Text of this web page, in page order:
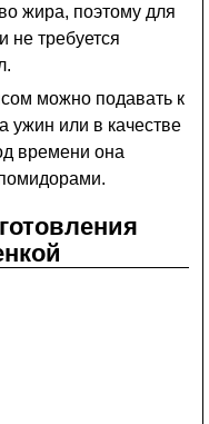
жира, поэтому для
не требуется
можно подавать к
ужин или в качестве
времени она